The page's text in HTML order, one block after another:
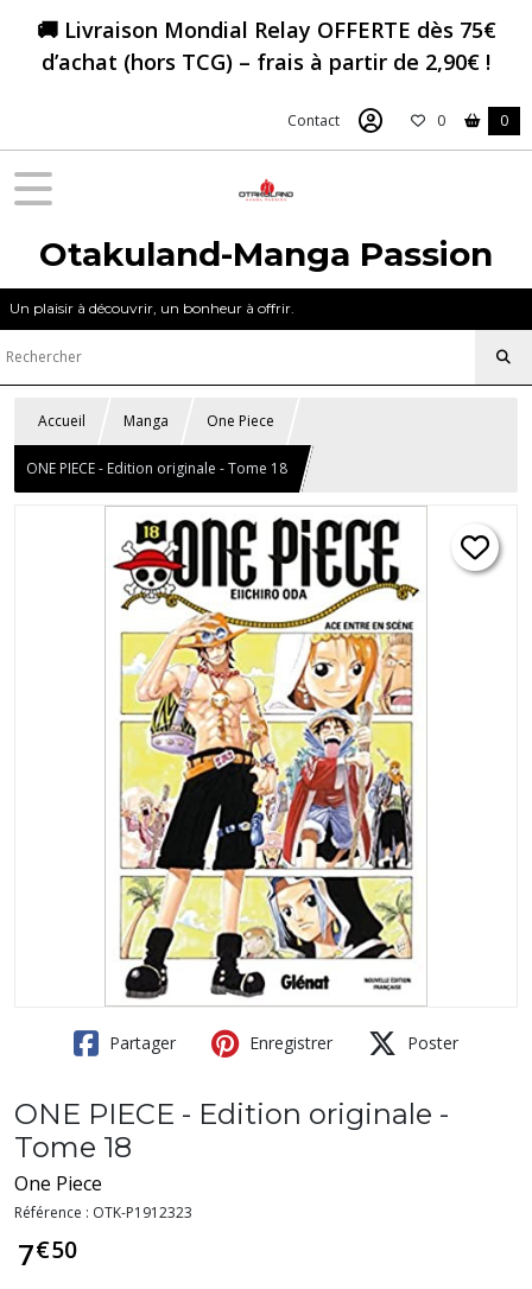
🚚 Livraison Mondial Relay OFFERTE dès 75€
d’achat (hors TCG) – frais à partir de 2,90€ !
Contact 0 0
Otakuland-Manga Passion
Un plaisir à découvrir, un bonheur à offrir.
Accueil Manga One Piece
ONE PIECE - Edition originale - Tome 18
Partager Enregistrer Poster
ONE PIECE - Edition originale -
Tome 18
One Piece
Référence : OTK-P1912323
7€50